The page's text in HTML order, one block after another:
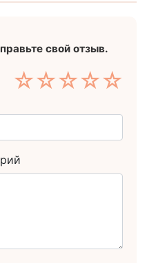
свой отзыв.
☆
☆
☆
☆
☆